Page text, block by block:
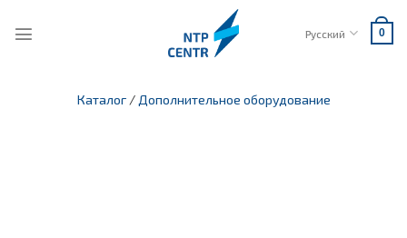
Русский 0
Каталог / Дополнительное оборудование